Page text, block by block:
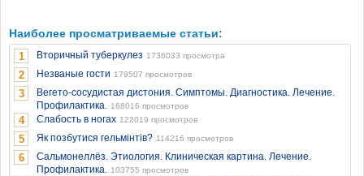
Наиболее просматриваемые статьи:
1 Вторичный туберкулез 1736033 просмотра
2 Незваные гости 179507 просмотров
3
Вегето-сосудистая дистония. Симптомы. Диагностика. Лечение.
Профилактика. 168016 просмотров
4 Слабость в ногах 122019 просмотров
5 Як позбутися гельмінтів? 114216 просмотров
6
Сальмонеллёз. Этиология. Клиническая картина. Лечение.
Профилактика. 103755 просмотров